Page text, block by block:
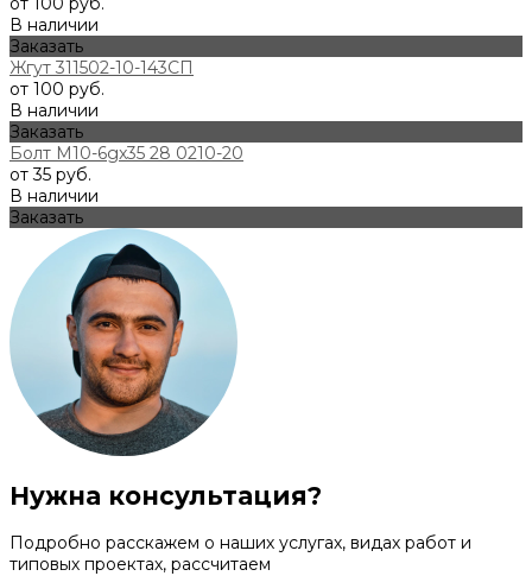
В наличии
Заказать
Жгут 311502-10-143СП
от 100 руб.
В наличии
Заказать
Болт М10-6gx35 28 0210-20
от 35 руб.
В наличии
Заказать
Нужна консультация?
Подробно расскажем о наших услугах, видах работ и
типовых проектах, рассчитаем